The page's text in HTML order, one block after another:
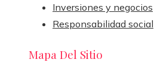
Inversiones y negocios
Responsabilidad social
Mapa Del Sitio